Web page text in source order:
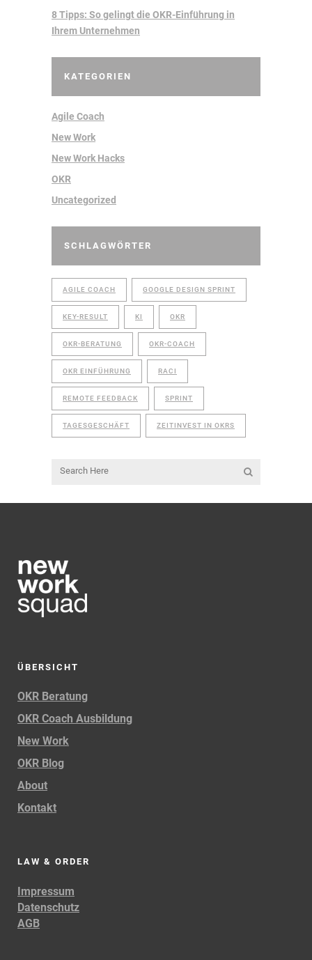
8 Tipps: So gelingt die OKR-Einführung in
Ihrem Unternehmen
KATEGORIEN
Agile Coach
New Work
New Work Hacks
OKR
Uncategorized
SCHLAGWÖRTER
AGILE COACH GOOGLE DESIGN SPRINT
KEY-RESULT KI OKR
OKR-BERATUNG OKR-COACH
OKR EINFÜHRUNG RACI
REMOTE FEEDBACK SPRINT
TAGESGESCHÄFT ZEITINVEST IN OKRS
ÜBERSICHT
OKR Beratung
OKR Coach Ausbildung
New Work
OKR Blog
About
Kontakt
LAW & ORDER
Impressum
Datenschutz
AGB